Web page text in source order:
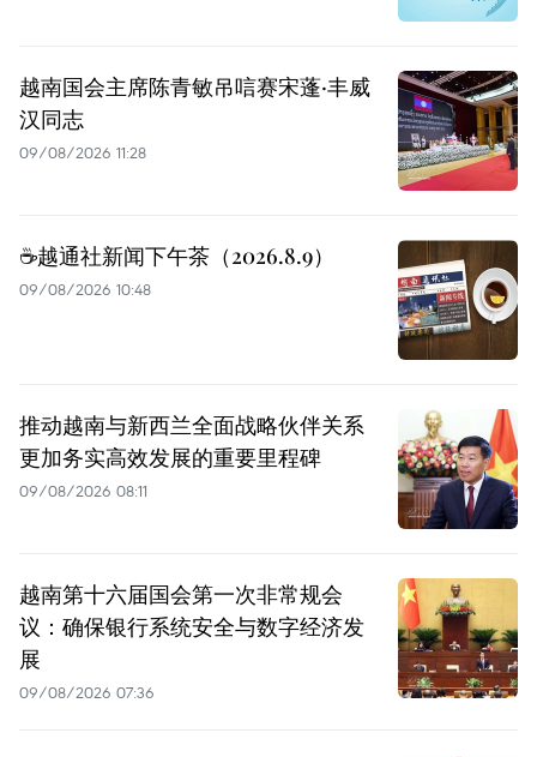
越南国会主席陈青敏吊唁赛宋蓬·丰威
汉同志
09/08/2026 11:28
☕️越通社新闻下午茶（2026.8.9）
09/08/2026 10:48
推动越南与新西兰全面战略伙伴关系
更加务实高效发展的重要里程碑
09/08/2026 08:11
越南第十六届国会第一次非常规会
议：确保银行系统安全与数字经济发
展
09/08/2026 07:36